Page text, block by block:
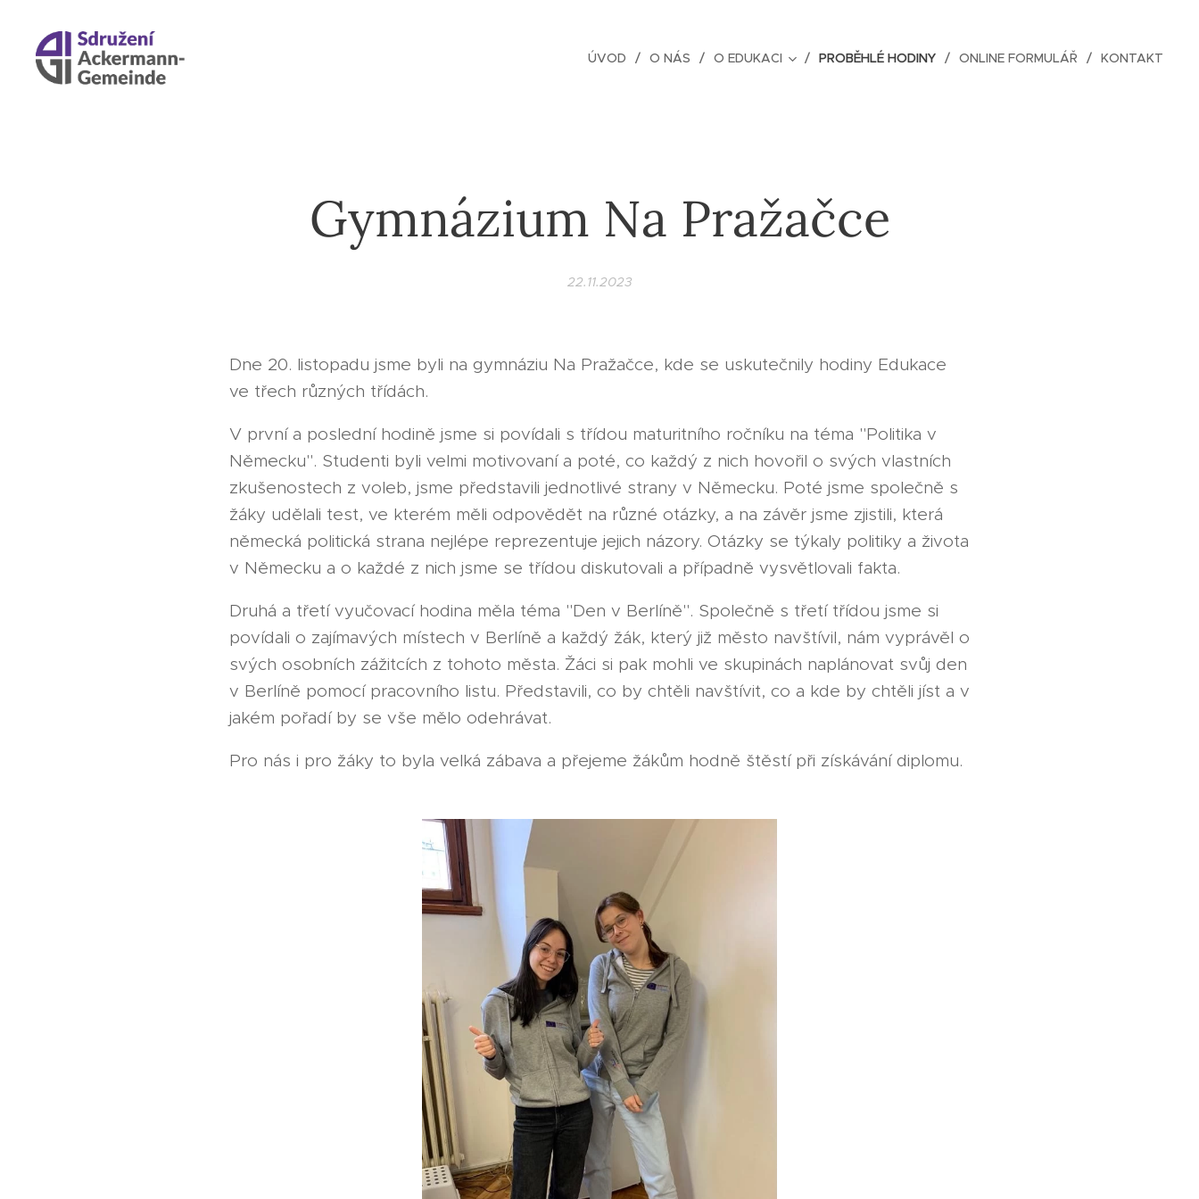
ÚVOD O NÁS O EDUKACI PROBĚHLÉ HODINY ONLINE FORMULÁŘ KONTAKT
Gymnázium Na Pražačce
22.11.2023
Dne 20. listopadu jsme byli na gymnáziu Na Pražačce, kde se uskutečnily hodiny Edukace
ve třech různých třídách.
V první a poslední hodině jsme si povídali s třídou maturitního ročníku na téma "Politika v
Německu". Studenti byli velmi motivovaní a poté, co každý z nich hovořil o svých vlastních
zkušenostech z voleb, jsme představili jednotlivé strany v Německu. Poté jsme společně s
žáky udělali test, ve kterém měli odpovědět na různé otázky, a na závěr jsme zjistili, která
německá politická strana nejlépe reprezentuje jejich názory. Otázky se týkaly politiky a života
v Německu a o každé z nich jsme se třídou diskutovali a případně vysvětlovali fakta.
Druhá a třetí vyučovací hodina měla téma "Den v Berlíně". Společně s třetí třídou jsme si
povídali o zajímavých místech v Berlíně a každý žák, který již město navštívil, nám vyprávěl o
svých osobních zážitcích z tohoto města. Žáci si pak mohli ve skupinách naplánovat svůj den
v Berlíně pomocí pracovního listu. Představili, co by chtěli navštívit, co a kde by chtěli jíst a v
jakém pořadí by se vše mělo odehrávat.
Pro nás i pro žáky to byla velká zábava a přejeme žákům hodně štěstí při získávání diplomu.